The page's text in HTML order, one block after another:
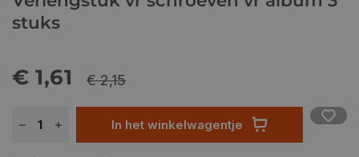
stuks
€ 1,61 € 2,15
In het winkelwagentje